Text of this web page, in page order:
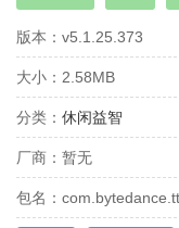
版本： v5.1.25.373
大小： 2.58MB
分类： 休闲益智
厂商： 暂无
包名：